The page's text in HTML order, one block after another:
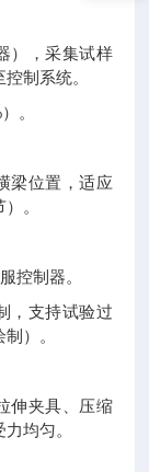
），采集试样
制系统。
。
梁位置，适应
。
控制器。
，支持试验过
）。
伸夹具、压缩
均匀。